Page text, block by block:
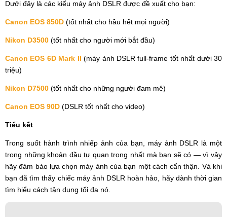
Dưới đây là các kiểu máy ảnh DSLR được đề xuất cho bạn:
Canon EOS 850D (tốt nhất cho hầu hết mọi người)
Nikon D3500 (tốt nhất cho người mới bắt đầu)
Canon EOS 6D Mark II (máy ảnh DSLR full-frame tốt nhất dưới 30
triệu)
Nikon D7500 (tốt nhất cho những người đam mê)
Canon EOS 90D (DSLR tốt nhất cho video)
Tiểu kết
Trong suốt hành trình nhiếp ảnh của bạn, máy ảnh DSLR là một
trong những khoản đầu tư quan trọng nhất mà bạn sẽ có — vì vậy
hãy đảm bảo lựa chọn máy ảnh của bạn một cách cẩn thận. Và khi
bạn đã tìm thấy chiếc máy ảnh DSLR hoàn hảo, hãy dành thời gian
tìm hiểu cách tận dụng tối đa nó.